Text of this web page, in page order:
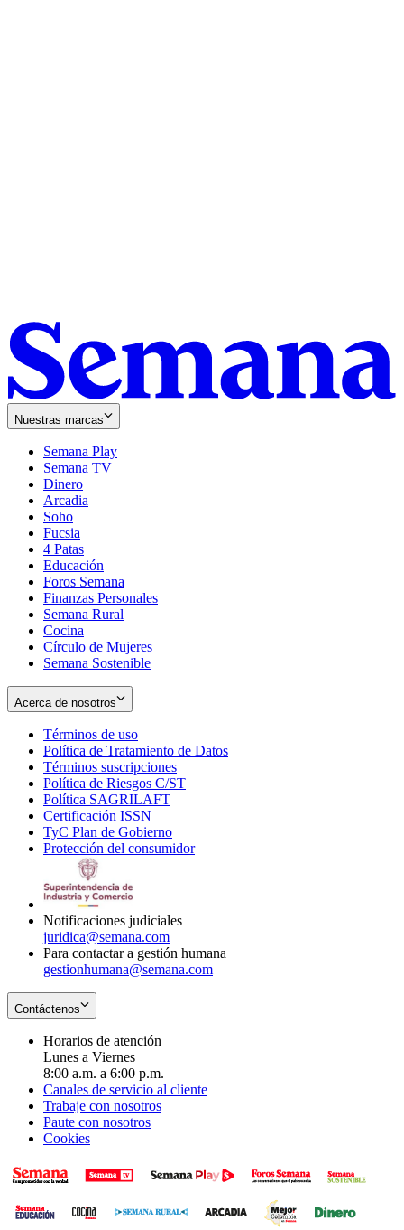
Nuestras marcas
Semana Play
Semana TV
Dinero
Arcadia
Soho
in
new
window
Fucsia
in
new
window
4 Patas
Educación
Foros Semana
Finanzas Personales
Semana Rural
Cocina
Círculo de Mujeres
Semana Sostenible
Acerca de nosotros
Términos de uso
in
new
window
Política de Tratamiento de Datos
Términos suscripciones
in
Política de Riesgos C/ST
Política SAGRILAFT
new
window
Certificación ISSN
in
new
TyC Plan de Gobierno
in
Protección del consumidorOpens
Notificaciones judiciales
juridica@semana.com
Para contactar a gestión humana
gestionhumana@semana.com
Contáctenos
Horarios de atención
Lunes a Viernes
8:00 a.m. a 6:00 p.m.
Canales de servicio al cliente
Trabaje con nosotros
Paute con nosotros
Cookies